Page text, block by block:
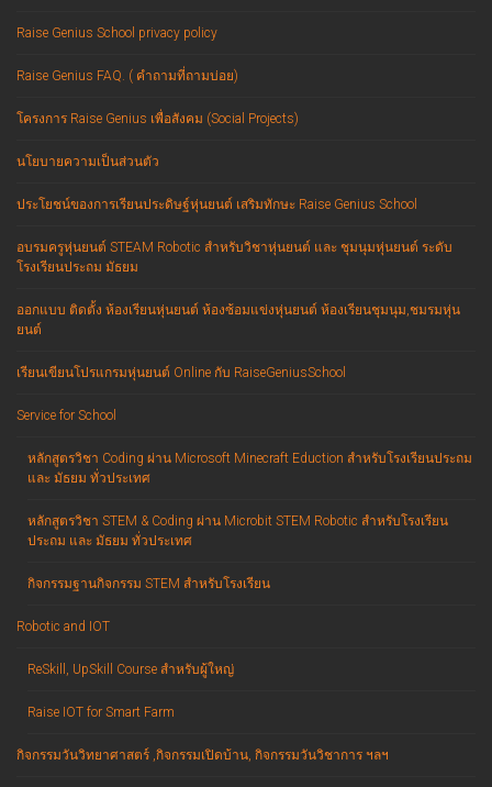
Raise Genius School privacy policy
Raise Genius FAQ. ( คำถามที่ถามบ่อย)
โครงการ Raise Genius เพื่อสังคม (Social Projects)
นโยบายความเป็นส่วนตัว
ประโยชน์ของการเรียนประดิษฐ์หุ่นยนต์ เสริมทักษะ Raise Genius School
อบรมครูหุ่นยนต์ STEAM Robotic สำหรับวิชาหุ่นยนต์ และ ชุมนุมหุ่นยนต์ ระดับ
โรงเรียนประถม มัธยม
ออกแบบ ติดตั้ง ห้องเรียนหุ่นยนต์ ห้องซ้อมแข่งหุ่นยนต์ ห้องเรียนชุมนุม,ชมรมหุ่น
ยนต์
เรียนเขียนโปรแกรมหุ่นยนต์ Online กับ RaiseGeniusSchool
Service for School
หลักสูตรวิชา Coding ผ่าน Microsoft Minecraft Eduction สำหรับโรงเรียนประถม
และ มัธยม ทั่วประเทศ
หลักสูตรวิชา STEM & Coding ผ่าน Microbit STEM Robotic สำหรับโรงเรียน
ประถม และ มัธยม ทั่วประเทศ
กิจกรรมฐานกิจกรรม STEM สำหรับโรงเรียน
Robotic and IOT
ReSkill, UpSkill Course สำหรับผู้ใหญ่
Raise IOT for Smart Farm
กิจกรรมวันวิทยาศาสตร์ ,กิจกรรมเปิดบ้าน, กิจกรรมวันวิชาการ ฯลฯ